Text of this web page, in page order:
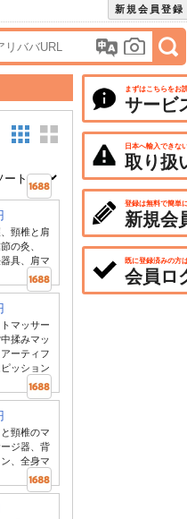
新規会員登録
頸椎と肩
の灸、
具、肩マ
マッサー
揉みマッ
ーティフ
ッション
頸椎のマ
ジ器、背
、全身マ
まずはこちらをお
サービ
日本へ輸入できな
取り扱
登録は無料で簡単
新規会
既に登録済みの方
会員ロ